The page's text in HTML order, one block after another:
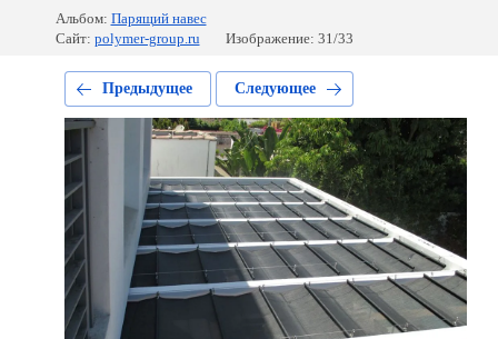
Альбом: Парящий навес
Сайт: polymer-group.ru Изображение: 31/33
Предыдущее Следующее